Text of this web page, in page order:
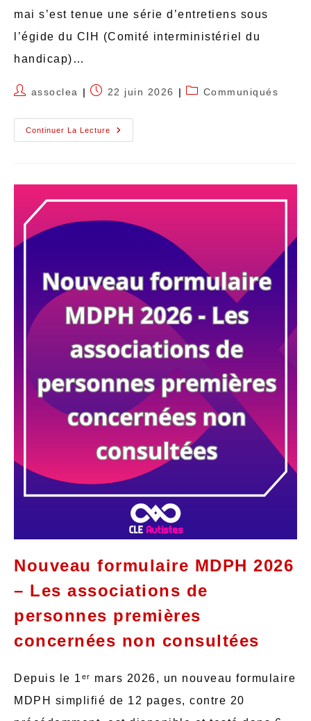
mai s’est tenue une série d’entretiens sous
l’égide du CIH (Comité interministériel du
handicap)…
assoclea 22 juin 2026 Communiqués
Continuer La Lecture
Nouveau formulaire MDPH 2026
– Les associations de
personnes premières
concernées non consultées
Depuis le 1ᵉʳ mars 2026, un nouveau formulaire
MDPH simplifié de 12 pages, contre 20